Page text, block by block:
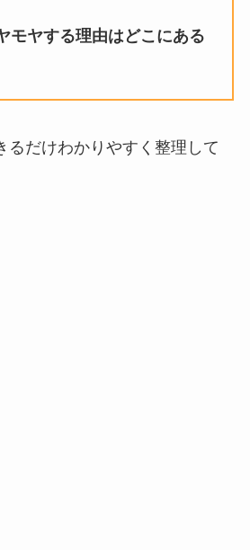
モヤする理由はどこにある
るだけわかりやすく整理して